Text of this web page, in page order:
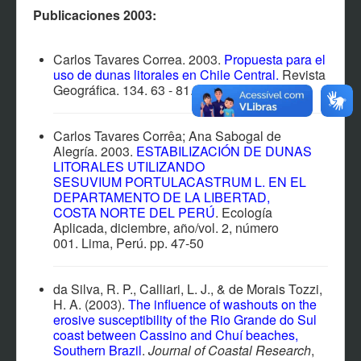
CONTACTO
PARTICIPANTES
SOFTWARES Y SISTEMAS
AFILIACIÓN
Publicaciones 2003:
Carlos Tavares Correa. 2003. Propuesta para el
uso de dunas litorales en Chile Central. Revista
Geográfica. 134. 63 - 81.
Carlos Tavares Corrêa; Ana Sabogal de
Alegría. 2003. ESTABILIZACIÓN DE DUNAS
LITORALES UTILIZANDO
SESUVIUM PORTULACASTRUM L. EN EL
DEPARTAMENTO DE LA LIBERTAD,
COSTA NORTE DEL PERÚ. Ecología
Aplicada, diciembre, año/vol. 2, número
001. Lima, Perú. pp. 47-50
da Silva, R. P., Calliari, L. J., & de Morais Tozzi,
H. A. (2003). The influence of washouts on the
erosive susceptibility of the Rio Grande do Sul
coast between Cassino and Chuí beaches,
Southern Brazil. Journal of Coastal Research,